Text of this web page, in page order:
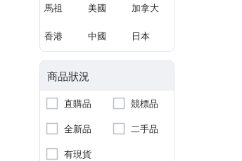
馬祖 美國 加拿大
香港 中國 日本
商品狀況
直購品
競標品
全新品
二手品
有現貨